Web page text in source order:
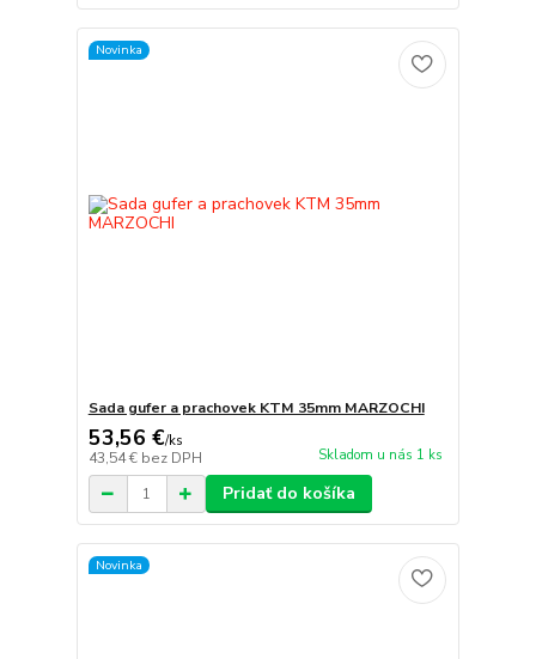
Novinka
Sada gufer a prachovek KTM 35mm MARZOCHI
53,56 €/ks
43,54 € bez DPH Skladom u nás 1 ks
Pridať do košíka
Novinka